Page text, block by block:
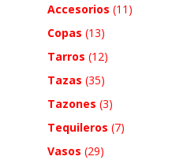
Accesorios (11)
Copas (13)
Tarros (12)
Tazas (35)
Tazones (3)
Tequileros (7)
Vasos (29)